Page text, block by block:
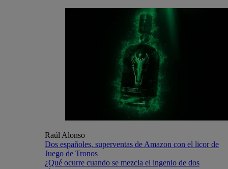
Raúl Alonso
Dos españoles, superventas de Amazon con el licor de
Juego de Tronos
¿Qué ocurre cuando se mezcla el ingenio de dos